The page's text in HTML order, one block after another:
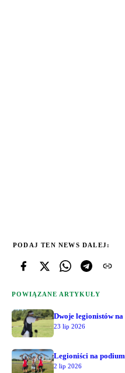
PODAJ TEN NEWS DALEJ:
POWIĄZANE ARTYKUŁY
Dwoje legionistów na
23 lip 2026
Legioniści na
2 lip 2026